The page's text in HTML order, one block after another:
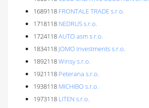
1689118 FRONTALE TRADE s.r.o.
1718118 NEDRUS s.r.o.
1724118AUTO asm s.r.o.
1834118 JOMO Investments s.r.o.
1892118Winsy s.r.o.
1921118 Peterana s.r.o.
1938118 MICHIBO s.r.o.
1973118 LITEN s.r.o.